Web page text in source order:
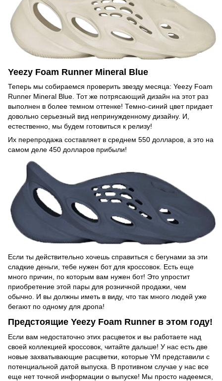
Yeezy Foam Runner Mineral Blue
Теперь мы собираемся проверить звезду месяца: Yeezy Foam
Runner Mineral Blue. Тот же потрясающий дизайн на этот раз
выполнен в более темном оттенке! Темно-синий цвет придает
довольно серьезный вид непринужденному дизайну. И,
естественно, мы будем готовиться к релизу!
Их перепродажа составляет в среднем 550 долларов, а это на
самом деле 450 долларов прибыли!
Если ты действительно хочешь справиться с бегунами за эти
сладкие деньги, тебе нужен бот для кроссовок. Есть еще
много причин, по которым вам нужен бот! Это упростит
приобретение этой пары для розничной продажи, чем
обычно. И вы должны иметь в виду, что так много людей уже
бегают по одному для дропа!
Предстоящие Yeezy Foam Runner в этом году!
Если вам недостаточно этих расцветок и вы работаете над
своей коллекцией кроссовок, читайте дальше! У нас есть две
новые захватывающие расцветки, которые YM представили с
потенциальной датой выпуска. В противном случае у нас все
еще нет точной информации о выпуске! Мы просто надеемся,